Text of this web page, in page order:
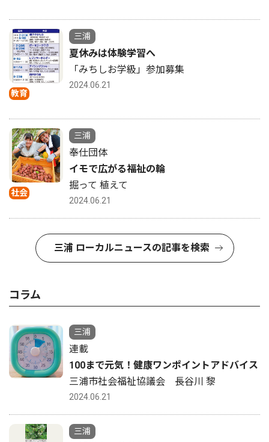
教育
三浦
夏休みは体験学習へ
「みちしお学級」参加募集
2024.06.21
社会
三浦
奉仕団体
イモで広がる福祉の輪
掘って 植えて
2024.06.21
三浦 ローカルニュースの記事を検索
コラム
三浦
連載
100まで元気！健康ワンポイントアドバイス
三浦市社会福祉協議会 長谷川 黎
2024.06.21
三浦